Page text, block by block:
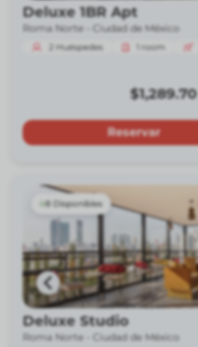
Deluxe 1BR Apt
Roma Norte - Ciudad de México
2 Huéspedes room
$1,289.70
Reservar
8 Disponibles
Deluxe Studio
Roma Norte - Ciudad de México